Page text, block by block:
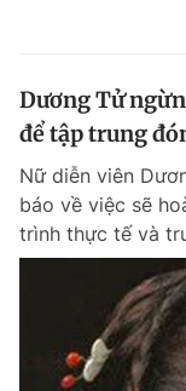
Dương Tử
để tập trung
Nữ diễn viên
báo về việc sẽ
trình thực tế và